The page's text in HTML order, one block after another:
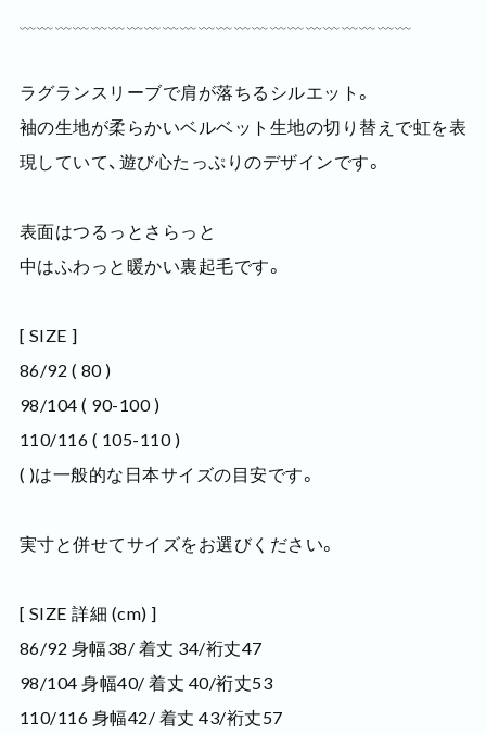
﹏﹏﹏﹏﹏﹏﹏﹏﹏﹏﹏﹏﹏﹏﹏﹏﹏﹏﹏﹏﹏﹏
ラグランスリーブで肩が落ちるシルエット。
袖の生地が柔らかいベルベット生地の切り替えで虹を表
現していて、遊び心たっぷりのデザインです。
表面はつるっとさらっと
中はふわっと暖かい裏起毛です。
[ SIZE ]
86/92 ( 80 )
98/104 ( 90-100 )
110/116 ( 105-110 )
( )は一般的な日本サイズの目安です。
実寸と併せてサイズをお選びください。
[ SIZE 詳細 (cm) ]
86/92 身幅38/ 着丈 34/裄丈47
98/104 身幅40/ 着丈 40/裄丈53
110/116 身幅42/ 着丈 43/裄丈57